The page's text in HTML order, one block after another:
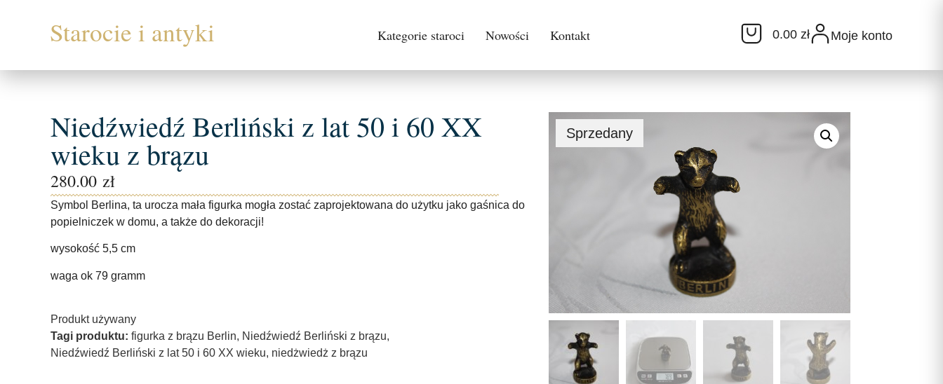
Kategorie staroci Nowości Kontakt 0.00 zł Moje konto
Niedźwiedź Berliński z lat 50 i 60 XX
wieku z brązu
280.00 zł
Symbol Berlina, ta urocza mała figurka mogła zostać zaprojektowana do użytku jako gaśnica do
popielniczek w domu, a także do dekoracji!
wysokość 5,5 cm
waga ok 79 gramm
Produkt używany
Tagi produktu: figurka z brązu Berlin, Niedźwiedź Berliński z brązu,
Niedźwiedź Berliński z lat 50 i 60 XX wieku, niedżwiedż z brązu
Sprzedany